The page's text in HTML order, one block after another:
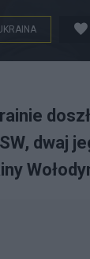
dwaj